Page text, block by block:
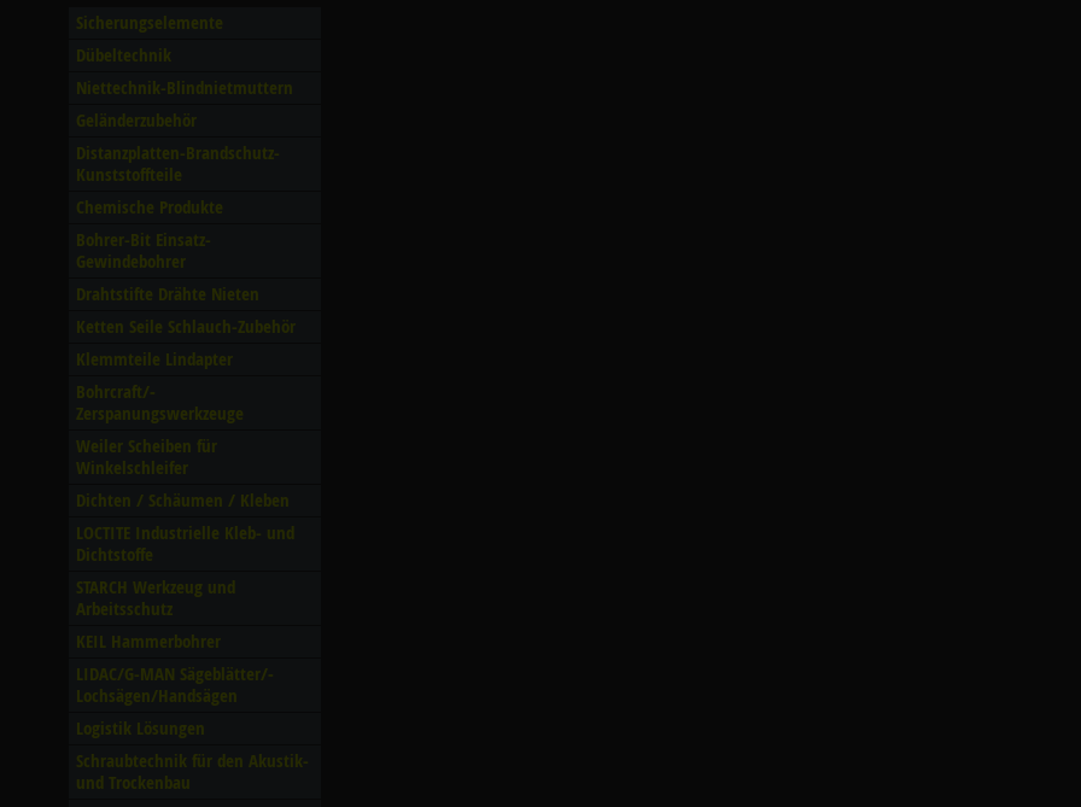
Sicherungselemente
Dübeltechnik
Niettechnik-Blindnietmuttern
Geländerzubehör
Distanzplatten-Brandschutz-
Kunststoffteile
Chemische Produkte
Bohrer-Bit Einsatz-
Gewindebohrer
Drahtstifte Drähte Nieten
Ketten Seile Schlauch-Zubehör
Klemmteile Lindapter
Bohrcraft/­
Zerspanungswerkzeuge
Weiler Scheiben für
Winkelschleifer
Dichten /­ Schäumen /­ Kleben
LOCTITE Industrielle Kleb- und
Dichtstoffe
STARCH Werkzeug und
Arbeitsschutz
KEIL Hammerbohrer
LIDAC/­G-MAN Sägeblätter/­
Lochsägen/­Handsägen
Logistik Lösungen
Schraubtechnik für den Akustik-
und Trockenbau